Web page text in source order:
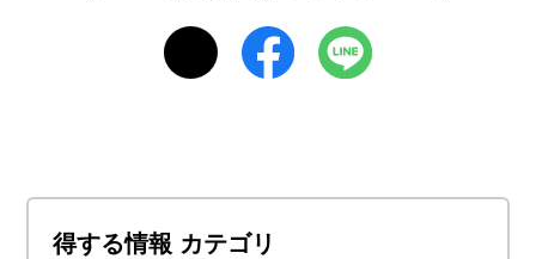
得する情報 カテゴリ